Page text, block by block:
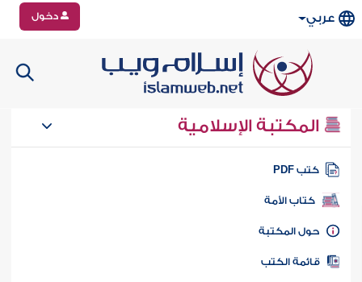
عربي دخول
المكتبة الإسلامية
كتب PDF
كتاب الأمة
المكتبة